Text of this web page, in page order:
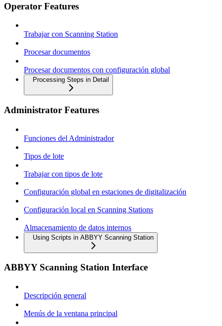
Operator Features
Trabajar con Scanning Station
Procesar documentos
Procesar documentos con configuración global
Processing Steps in Detail
Administrator Features
Funciones del Administrador
Tipos de lote
Trabajar con tipos de lote
Configuración global en estaciones de digitalización
Configuración local en Scanning Stations
Almacenamiento de datos internos
Using Scripts in ABBYY Scanning Station
ABBYY Scanning Station Interface
Descripción general
Menús de la ventana principal